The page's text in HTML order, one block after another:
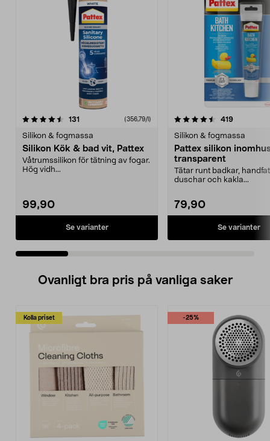
131 (356,79/l)
Silikon & fogmassa
Silikon Kök & bad vit, Pattex
Våtrumssilikon för tätning av fogar.
Hög vidh...
99,90
Se varianter
4.5 av 5 stjärnor 419
Silikon & fogmassa
Pattex silikon
transparent
Tätar runt badkar,
duschar och kakla...
79,90
Se varianter
4.5 av 5 stjärnor
Ovanligt bra pris på vanliga saker
Kolla priset -25%